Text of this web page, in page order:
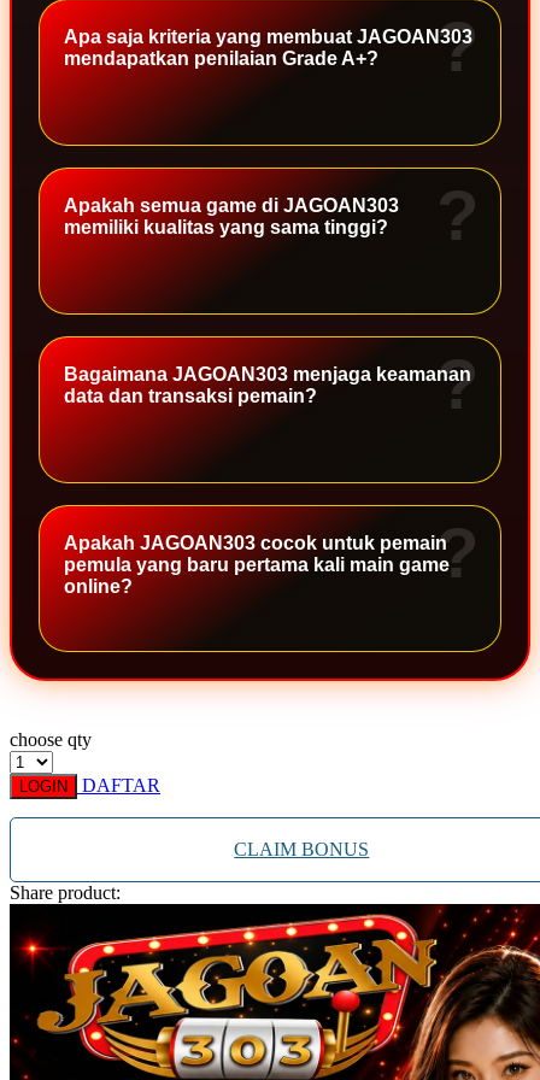
TY Toys
Veja
Vtech
W
X
Xootz
Yamatoya
Z
Zoggs
4Moms
Apa saja kriteria yang membuat JAGOAN303
mendapatkan penilaian Grade A+?
Apakah semua game di JAGOAN303
memiliki kualitas yang sama tinggi?
Bagaimana JAGOAN303 menjaga keamanan
data dan transaksi pemain?
Apakah JAGOAN303 cocok untuk pemain
pemula yang baru pertama kali main game
online?
choose qty
LOGIN DAFTAR
CLAIM BONUS
Share product: